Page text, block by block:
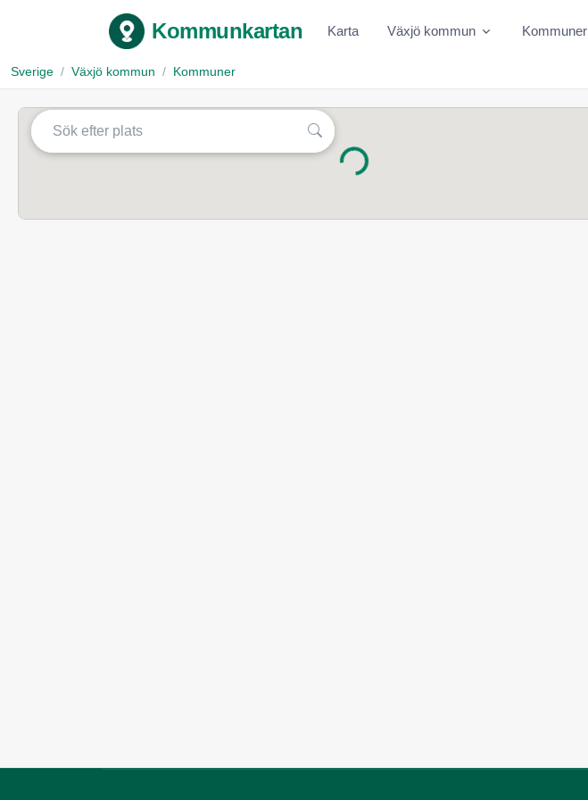
Kommunkartan Karta Växjö kommun Kommuner
Sverige Växjö kommun Kommuner
Laddar...